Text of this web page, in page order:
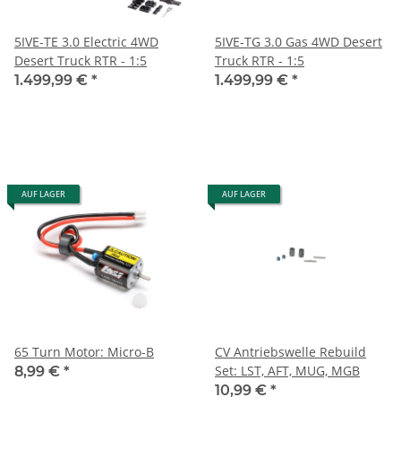
5IVE-TE 3.0 Electric 4WD
Desert Truck RTR - 1:5
1.499,99 € *
5IVE-TG 3.0 Gas 4WD Desert
Truck RTR - 1:5
1.499,99 € *
AUF LAGER
65 Turn Motor: Micro-B
8,99 € *
AUF LAGER
CV Antriebswelle Rebuild
Set: LST, AFT, MUG, MGB
10,99 € *